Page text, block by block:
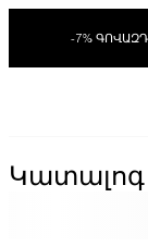
-7%